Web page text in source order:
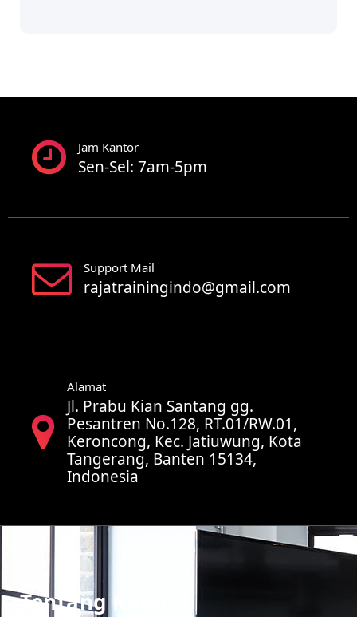
Jam Kantor
Sen-Sel: 7am-5pm
Support Mail
rajatrainingindo@gmail.com
Alamat
Jl. Prabu Kian Santang gg.
Pesantren No.128, RT.01/RW.01,
Keroncong, Kec. Jatiuwung, Kota
Tangerang, Banten 15134,
Indonesia
Tentang Kami